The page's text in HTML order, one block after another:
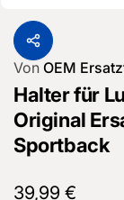
Von OEM
Halter für
Original
Sportback
Normaler
39,99 €